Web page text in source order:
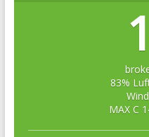
83%
MAX C